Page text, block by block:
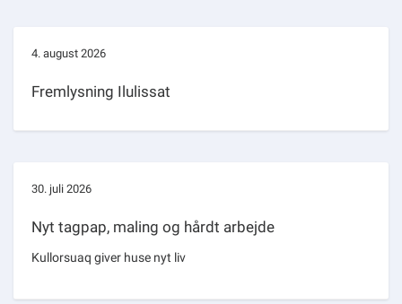
4. august 2026
Fremlysning Ilulissat
30. juli 2026
Nyt tagpap, maling og hårdt arbejde
Kullorsuaq giver huse nyt liv